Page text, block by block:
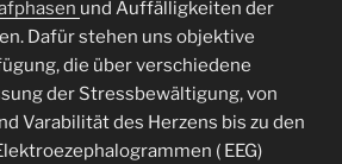
und Auffälligkeiten der
Dafür stehen uns objektive
die über verschiedene
der Stressbewältigung, von
Varabilität des Herzens bis zu den
( EEG)